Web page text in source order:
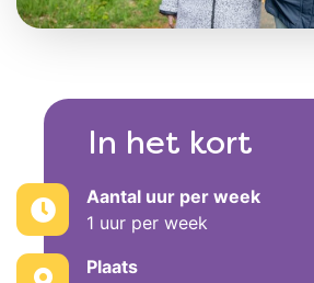
In het kort
Aantal uur per week
1 uur per week
Plaats